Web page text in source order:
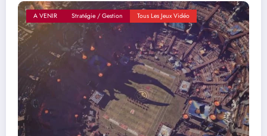
A VENIR Stratégie / Gestion Tous Les Jeux Vidéo